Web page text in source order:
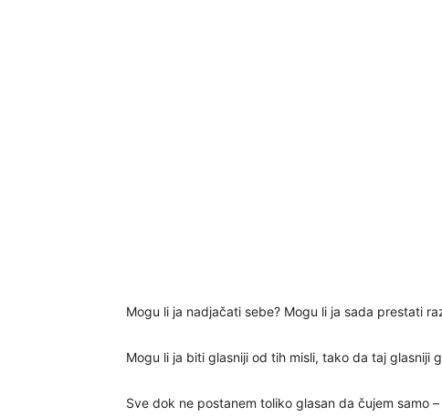
Mogu li ja nadjačati sebe? Mogu li ja sada prestati
Mogu li ja biti glasniji od tih misli, tako da taj glasniji
Sve dok ne postanem toliko glasan da čujem samo